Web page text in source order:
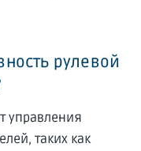
рулевой
управления
таких как